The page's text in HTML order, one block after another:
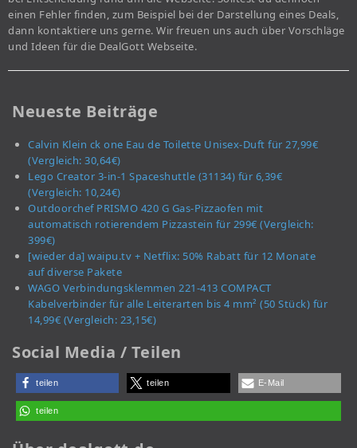
einen Fehler finden, zum Beispiel bei der Darstellung eines Deals,
dann kontaktiere uns gerne. Wir freuen uns auch über Vorschläge
und Ideen für die DealGott Webseite.
Neueste Beiträge
Calvin Klein ck one Eau de Toilette Unisex-Duft für 27,99€
(Vergleich: 30,64€)
Lego Creator 3-in-1 Spaceshuttle (31134) für 6,39€
(Vergleich: 10,24€)
Outdoorchef PRISMO 420 G Gas-Pizzaofen mit
automatisch rotierendem Pizzastein für 299€ (Vergleich:
399€)
[wieder da] waipu.tv + Netflix: 50% Rabatt für 12 Monate
auf diverse Pakete
WAGO Verbindungsklemmen 221-413 COMPACT
Kabelverbinder für alle Leiterarten bis 4 mm² (50 Stück) für
14,99€ (Vergleich: 23,15€)
Social Media / Teilen
teilen teilen E-Mail
teilen